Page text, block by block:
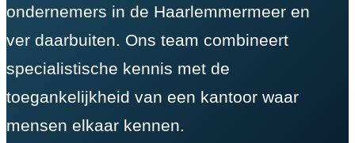
ondernemers in de Haarlemmermeer en
ver daarbuiten. Ons team combineert
specialistische kennis met de
toegankelijkheid van een kantoor waar
mensen elkaar kennen.